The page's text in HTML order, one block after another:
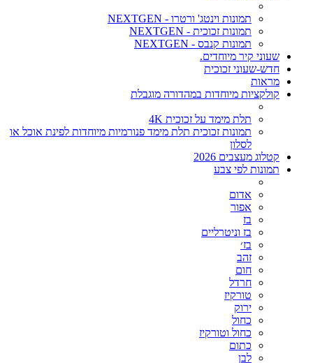
תמונות וינטג' ורטרו - NEXTGEN
תמונות זכוכית - NEXTGEN
תמונות קנבס - NEXTGEN
שעוני קיר מיוחדים.
חדש-שעוני זכוכית
מראות
קולקציות מיוחדות במהדורה מוגבלת
תלת מימד על זכוכית 4K
תמונות זכוכית תלת מימד פנורמיות מיוחדות לפינת אוכל או
לסלון
קטלוג מעצבים 2026
תמונות לפי צבע
אדום
אפור
בז
בז וניטרליים
בז׳
זהב
חום
חרדל
טורקיז
ירוק
כחול
כחול וטורקיז
כתום
לבן